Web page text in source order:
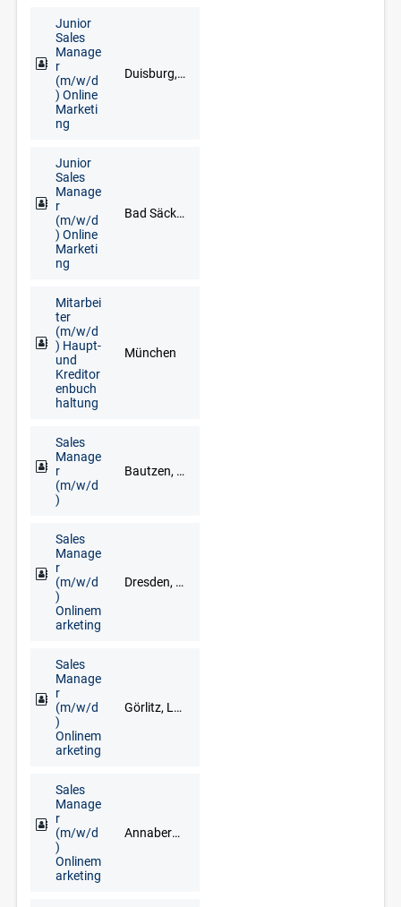
Junior
Sales
Manage
r
(m/w/d
) Online
Marketi
ng
Duisburg, Düsseldorf, Goch, Kleve, Krefeld, Meerbusch, Remscheid, Solingen, Wuppertal
Junior
Sales
Manage
r
(m/w/d
) Online
Marketi
ng
Bad Säckingen, Freiburg im Breisgau, Lörrach, Waldshut-Tiengen
Mitarbei
ter
(m/w/d
) Haupt-
und
Kreditor
enbuch
haltung
München
Sales
Manage
r
(m/w/d
)
Bautzen, Chemnitz, Dresden, Freiberg, Gera, Görlitz, Meißen, Mittweida, Pirna, Plauen, Zwickau
Sales
Manage
r
(m/w/d
)
Onlinem
arketing
Dresden, Glauchau, Limbach-Oberfrohna, Meerane, Plauen, Zwickau
Sales
Manage
r
(m/w/d
)
Onlinem
arketing
Görlitz, Löbau, Zittau
Sales
Manage
r
(m/w/d
)
Onlinem
arketing
Annaberg-Buchholz, Marienberg, Schwarzenberg/Erzgebirge